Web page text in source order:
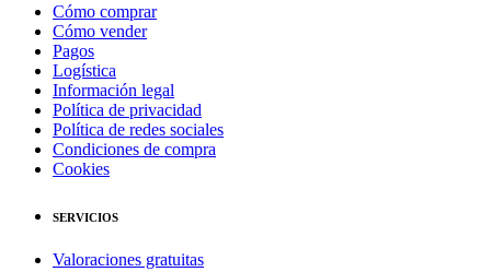
Cómo comprar
Cómo vender
Pagos
Logística
Información legal
Política de privacidad
Política de redes sociales
Condiciones de compra
Cookies
SERVICIOS
Valoraciones gratuitas